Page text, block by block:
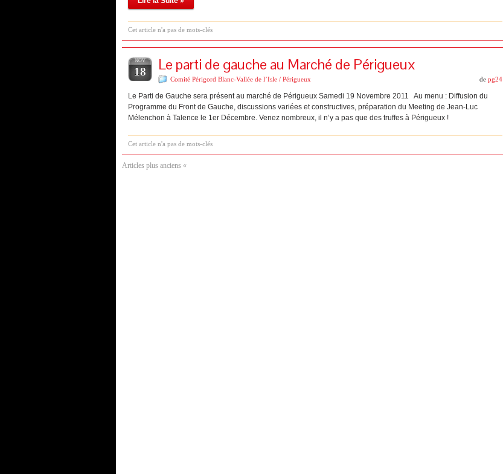
Cet article n'a pas de mots-clés
NOV
18 Le parti de gauche au Marché de Périgueux
Comité Périgord Blanc-Vallée de l’Isle / Périgueux de pg24
Le Parti de Gauche sera présent au marché de Périgueux Samedi 19 Novembre 2011 Au menu : Diffusion du
Programme du Front de Gauche, discussions variées et constructives, préparation du Meeting de Jean-Luc
Mélenchon à Talence le 1er Décembre. Venez nombreux, il n’y a pas que des truffes à Périgueux !
Cet article n'a pas de mots-clés
Articles plus anciens «